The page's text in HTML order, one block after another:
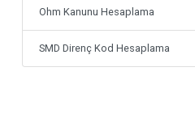
Ohm Kanunu Hesaplama
SMD Direnç Kod Hesaplama